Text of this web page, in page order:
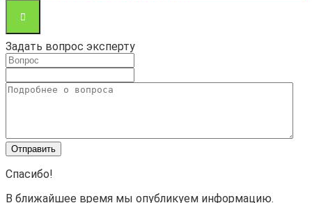
Задать вопрос эксперту
Спасибо!
В ближайшее время мы опубликуем информацию.